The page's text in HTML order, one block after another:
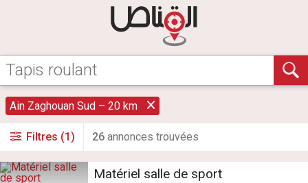
Ain Zaghouan Sud – 20 km
Filtres (1) 26 annonces trouvées
Matériel salle de sport